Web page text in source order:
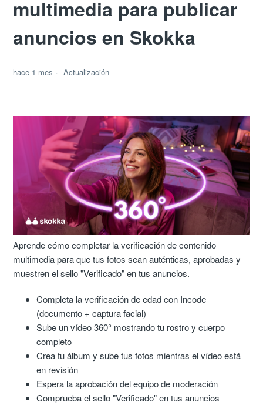
multimedia para publicar
anuncios en Skokka
hace 1 mes Actualización
Aprende cómo completar la verificación de contenido
multimedia para que tus fotos sean auténticas, aprobadas y
muestren el sello "Verificado" en tus anuncios.
Completa la verificación de edad con Incode
(documento + captura facial)
Sube un vídeo 360° mostrando tu rostro y cuerpo
completo
Crea tu álbum y sube tus fotos mientras el vídeo está
en revisión
Espera la aprobación del equipo de moderación
Comprueba el sello "Verificado" en tus anuncios